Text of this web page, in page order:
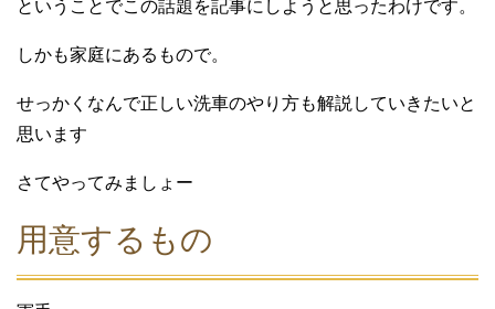
ということでこの話題を記事にしようと思ったわけです。
しかも家庭にあるもので。
せっかくなんで正しい洗車のやり方も解説していきたいと
思います
さてやってみましょー
用意するもの